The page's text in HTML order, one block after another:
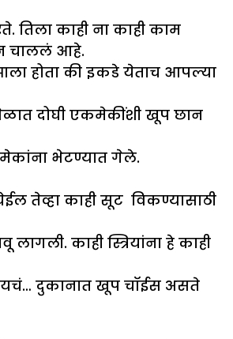
तिला काही ना काही काम
चाललं आहे.
होता की इकडे येताच आपल्या
दोघी एकमेकींशी खूप छान
भेटण्यात गेले.
तेव्हा काही सूट विकण्यासाठी
लागली. काही स्त्रियांना हे काही
दुकानात खूप चॉईस असते